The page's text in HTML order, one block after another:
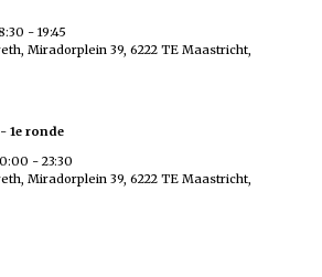
- 19:45
Miradorplein 39, 6222 TE Maastricht,
1e ronde
- 23:30
Miradorplein 39, 6222 TE Maastricht,